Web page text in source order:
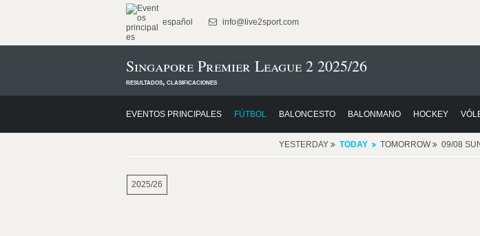
español info@live2sport.com
Singapore Premier League 2 2025/26
resultados, clasificaciones
EVENTOS PRINCIPALES FÚTBOL BALONCESTO BALONMANO HOCKEY
YESTERDAY TODAY TOMORROW 09/08
2025/26